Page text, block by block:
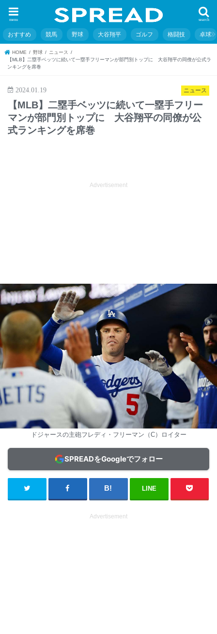
search
menu
おすすめ 競馬 野球 大谷翔平 ゴルフ 格闘技 卓球
HOME 野球
ニュース
【MLB】二塁手ベッツに続いて一塁手フリーマンが部門別トップに 大谷翔平の同僚が公式ラ
ンキングを席巻
ニュース
2024.01.19
【MLB】二塁手ベッツに続いて一塁手フリー
マンが部門別トップに 大谷翔平の同僚が公
式ランキングを席巻
Advertisement
ドジャースの主砲フレディ・フリーマン（C）ロイター
SPREADをGoogleでフォロー
LINE
Advertisement